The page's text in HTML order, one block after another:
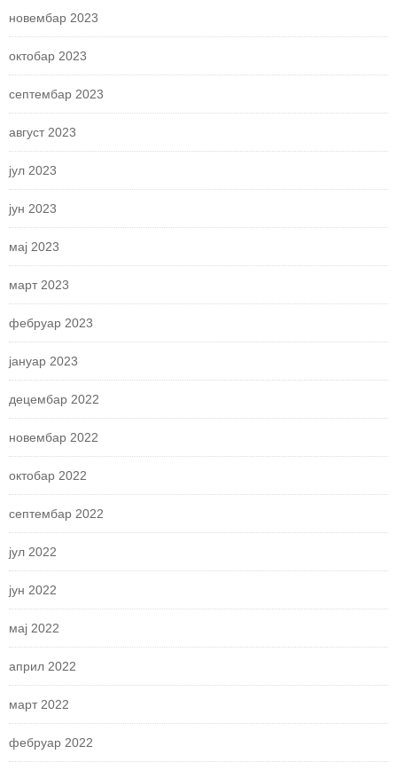
новембар 2023
октобар 2023
септембар 2023
август 2023
јул 2023
јун 2023
мај 2023
март 2023
фебруар 2023
јануар 2023
децембар 2022
новембар 2022
октобар 2022
септембар 2022
јул 2022
јун 2022
мај 2022
април 2022
март 2022
фебруар 2022